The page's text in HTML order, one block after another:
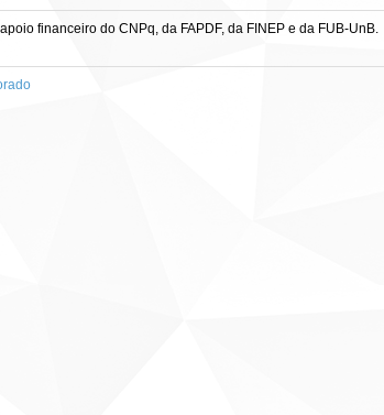
financeiro do CNPq, da FAPDF, da FINEP e da FUB-UnB.